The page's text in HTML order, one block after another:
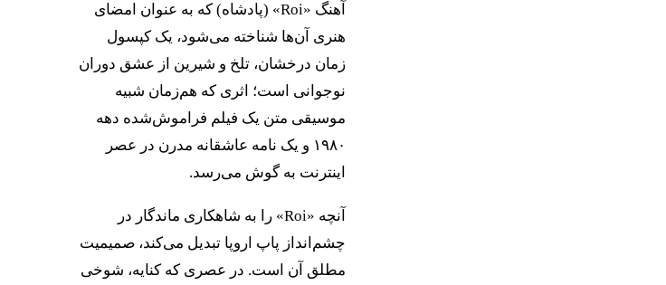
آهنگ «Roi» (پادشاه) که به عنوان امضای
هنری آن‌ها شناخته می‌شود، یک کپسول
زمان درخشان، تلخ و شیرین از عشق دوران
نوجوانی است؛ اثری که هم‌زمان شبیه
موسیقی متن یک فیلم فراموش‌شده دهه
۱۹۸۰ و یک نامه عاشقانه مدرن در عصر
اینترنت به گوش می‌رسد.
آنچه «Roi» را به شاهکاری ماندگار در
چشم‌انداز پاپ اروپا تبدیل می‌کند، صمیمیت
مطلق آن است. در عصری که کنایه، شوخی